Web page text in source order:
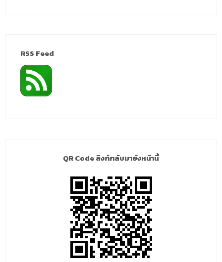
RSS Feed
QR Code ลิงก์กลับมายังหน้านี้